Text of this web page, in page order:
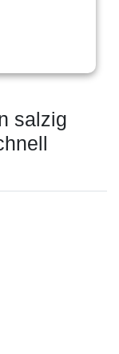
salzig